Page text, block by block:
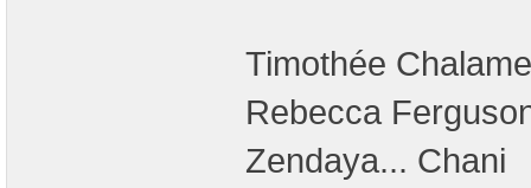
Timothée
Rebecca
Zendaya... Chani